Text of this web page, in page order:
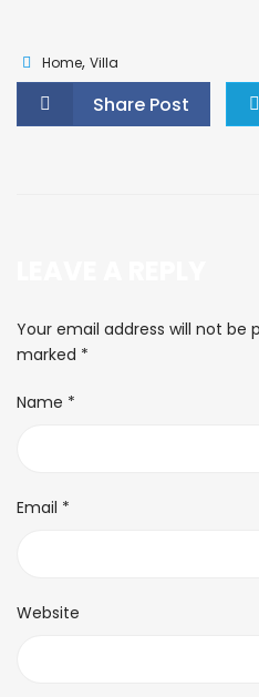
Home, Villa
Share Post
Your email address will not be
marked *
Name *
Email *
Website